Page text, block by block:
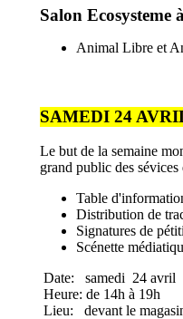
Salon Ecosysteme
Animal Libre et
SAMEDI 24
Le but de la semaine
grand public des
Table
Distribution de
Signatures de
Scénette
Date: samedi 24 avril
Heure: de 14h à 19h
Lieu: devant le